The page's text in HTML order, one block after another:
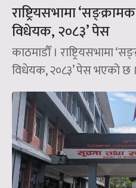
राष्ट्रियसभामा
विधेयक, २०८३’ पेस
काठमाडौँ । राष्ट्रियसभामा
विधेयक, २०८३’ पेस भएको छ